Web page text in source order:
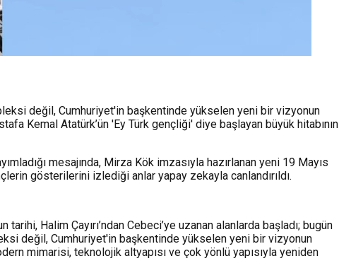
değil, Cumhuriyet'in başkentinde yükselen yeni bir vizyonun
Kemal Atatürk’ün 'Ey Türk gençliği' diye başlayan büyük hitabının
mesajında, Mirza Kök imzasıyla hazırlanan yeni 19 Mayıs
gösterilerini izlediği anlar yapay zekayla canlandırıldı.
Halim Çayırı’ndan Cebeci’ye uzanan alanlarda başladı; bugün
değil, Cumhuriyet'in başkentinde yükselen yeni bir vizyonun
mimarisi, teknolojik altyapısı ve çok yönlü yapısıyla yeniden